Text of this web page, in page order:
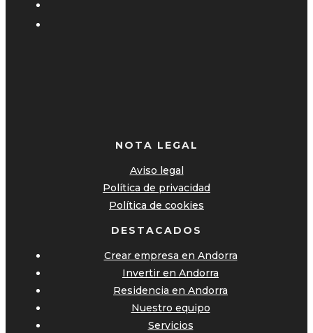
NOTA LEGAL
Aviso legal
Política de privacidad
Política de cookies
DESTACADOS
Crear empresa en Andorra
Invertir en Andorra
Residencia en Andorra
Nuestro equipo
Servicios